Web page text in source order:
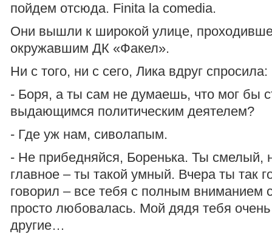
пойдем отсюда. Finita la comedia.
Они вышли к широкой улице,
окружавшим ДК «Факел».
Ни с того, ни с сего, Лика вдруг спросила:
- Боря, а ты сам не думаешь, что мог бы
выдающимся политическим деятелем?
- Где уж нам, сиволапым.
- Не прибедняйся, Боренька. Ты смелый,
главное – ты такой умный. Вчера ты так
говорил – все тебя с полным вниманием
просто любовалась. Мой дядя тебя
другие…